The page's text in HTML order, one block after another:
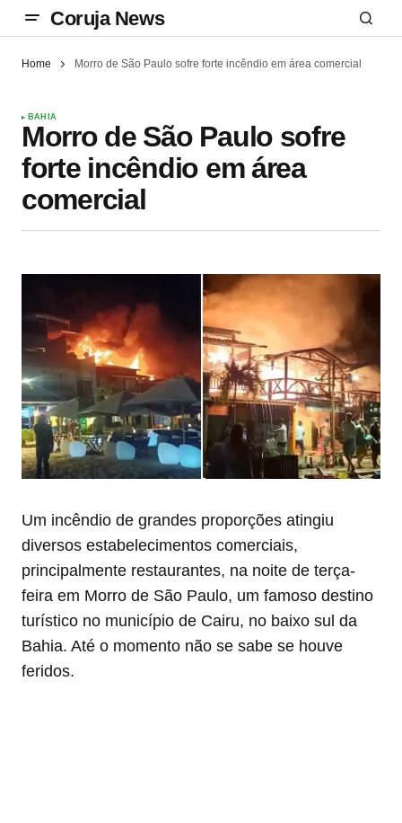
Coruja News
Home Morro de São Paulo sofre forte incêndio em área comercial
BAHIA
Morro de São Paulo sofre
forte incêndio em área
comercial
Um incêndio de grandes proporções atingiu
diversos estabelecimentos comerciais,
principalmente restaurantes, na noite de terça-
feira em Morro de São Paulo, um famoso destino
turístico no município de Cairu, no baixo sul da
Bahia. Até o momento não se sabe se houve
feridos.